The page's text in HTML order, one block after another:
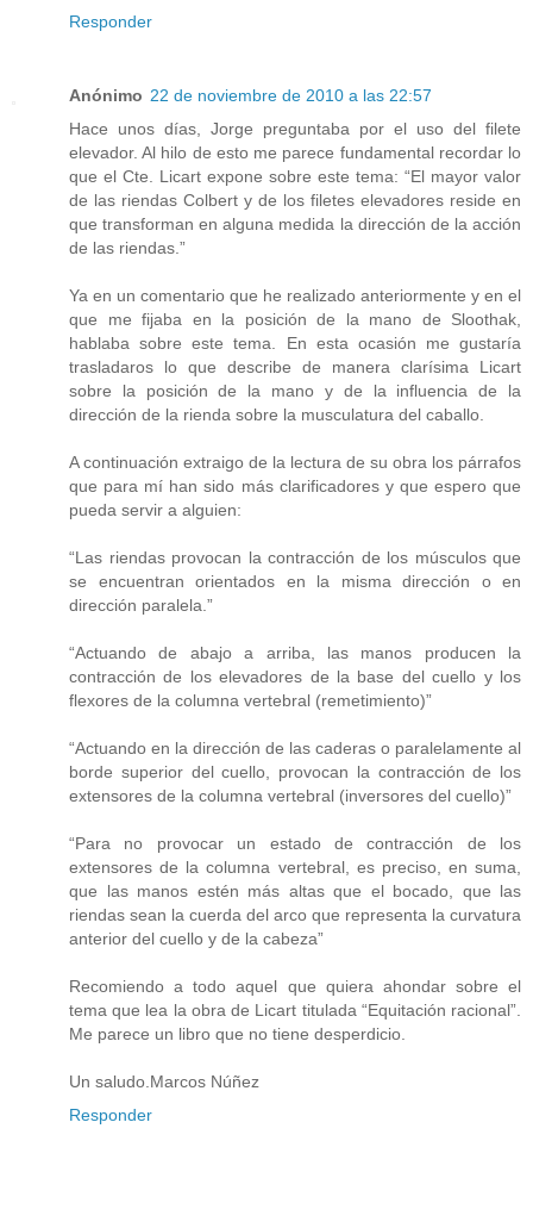
Responder
Anónimo 22 de noviembre de 2010 a las 22:57
Hace unos días, Jorge preguntaba por el uso del filete
elevador. Al hilo de esto me parece fundamental recordar lo
que el Cte. Licart expone sobre este tema: “El mayor valor
de las riendas Colbert y de los filetes elevadores reside en
que transforman en alguna medida la dirección de la acción
de las riendas.”
Ya en un comentario que he realizado anteriormente y en el
que me fijaba en la posición de la mano de Sloothak,
hablaba sobre este tema. En esta ocasión me gustaría
trasladaros lo que describe de manera clarísima Licart
sobre la posición de la mano y de la influencia de la
dirección de la rienda sobre la musculatura del caballo.
A continuación extraigo de la lectura de su obra los párrafos
que para mí han sido más clarificadores y que espero que
pueda servir a alguien:
“Las riendas provocan la contracción de los músculos que
se encuentran orientados en la misma dirección o en
dirección paralela.”
“Actuando de abajo a arriba, las manos producen la
contracción de los elevadores de la base del cuello y los
flexores de la columna vertebral (remetimiento)”
“Actuando en la dirección de las caderas o paralelamente al
borde superior del cuello, provocan la contracción de los
extensores de la columna vertebral (inversores del cuello)”
“Para no provocar un estado de contracción de los
extensores de la columna vertebral, es preciso, en suma,
que las manos estén más altas que el bocado, que las
riendas sean la cuerda del arco que representa la curvatura
anterior del cuello y de la cabeza”
Recomiendo a todo aquel que quiera ahondar sobre el
tema que lea la obra de Licart titulada “Equitación racional”.
Me parece un libro que no tiene desperdicio.
Un saludo.Marcos Núñez
Responder